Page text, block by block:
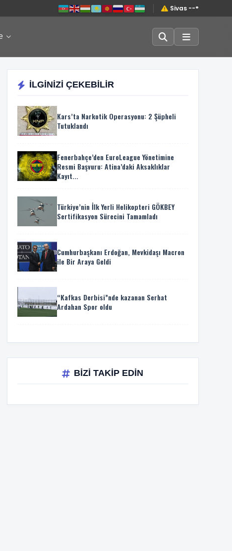
Sivas --°
İLGİNİZİ ÇEKEBİLİR
Kars’ta Narkotik Operasyonu: 2 Şüpheli
Tutuklandı
Fenerbahçe’den EuroLeague Yönetimine
Resmi Başvuru: Atina’daki Aksaklıklar
Kayıt...
Türkiye’nin İlk Yerli Helikopteri GÖKBEY
Sertifikasyon Sürecini Tamamladı
Cumhurbaşkanı Erdoğan, Mevkidaşı Macron
ile Bir Araya Geldi
“Kafkas Derbisi”nde kazanan Serhat
Ardahan Spor oldu
BİZİ TAKİP EDİN